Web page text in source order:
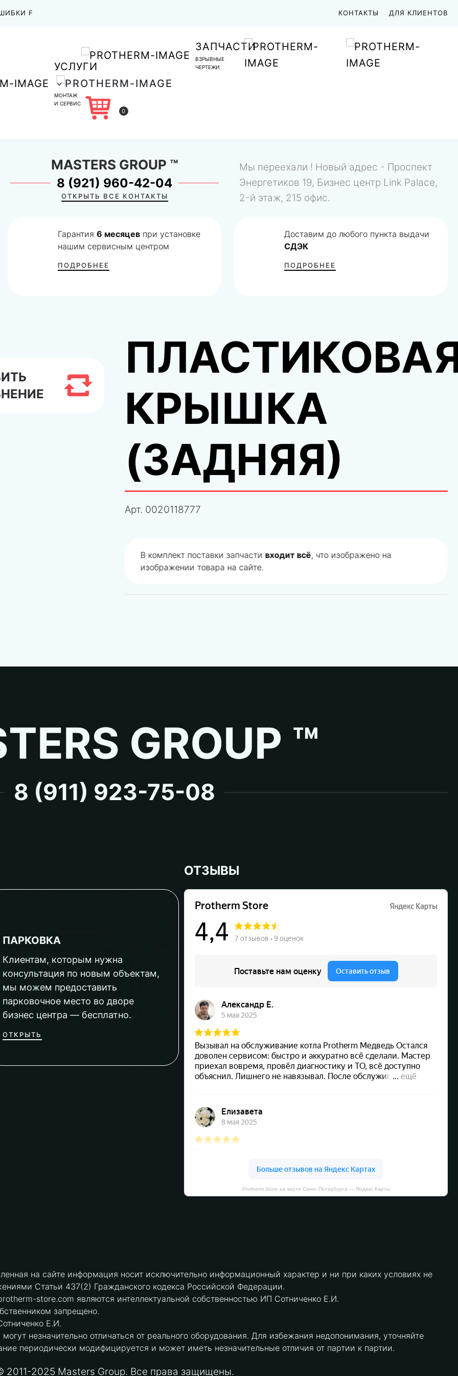
F КОНТАКТЫ ДЛЯ КЛИЕНТОВ
УСЛУГИ
МОНТАЖ
И СЕРВИС
ЗАПЧАСТИ
ВЗРЫВНЫЕ
ЧЕРТЕЖИ
0
MASTERS GROUP ™
8 (921) 960-42-04
ОТКРЫТЬ ВСЕ КОНТАКТЫ
Мы переехали ! Новый адрес - Проспект
Энергетиков 19, Бизнес центр Link Palace,
2-й этаж, 215 офис.
Гарантия6 месяцев при установке
нашим сервисным центром
ПОДРОБНЕЕ
Доставим до любого пункта выдачи
СДЭК
ПОДРОБНЕЕ
КРЫШКА
(ЗАДНЯЯ)
Арт. 0020118777
В комплект поставки запчасти входит всё, что изображено на
изображении товара на сайте.
GROUP ™
8 (911) 923-75-08
ПАРКОВКА
Клиентам, которым нужна
консультация по новым объектам,
мы можем предоставить
парковочное место во дворе
бизнес центра — бесплатно.
ОТКРЫТЬ
ОТЗЫВЫ
Protherm Store на карте Санкт‑Петербурга — Яндекс Карты
на сайте информация носит исключительно информационный характер и ни при каких условиях не
Статьи 437(2) Гражданского кодекса Российской Федерации.
store.com являются интеллектуальной собственностью ИП Сотниченко Е.И.
запрещено.
Е.И.
незначительно отличаться от реального оборудования. Для избежания недопонимания, уточняйте
периодически модифицируется и может иметь незначительные отличия от партии к партии.
2011-2025 Masters Group. Все права защищены.